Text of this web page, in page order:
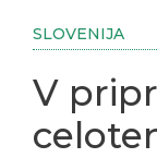
SLOVENIJA
V